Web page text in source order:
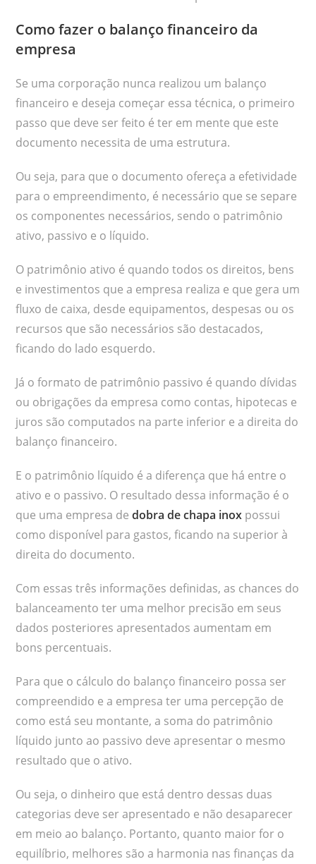
Como fazer o balanço financeiro da
empresa
Se uma corporação nunca realizou um balanço
financeiro e deseja começar essa técnica, o primeiro
passo que deve ser feito é ter em mente que este
documento necessita de uma estrutura.
Ou seja, para que o documento ofereça a efetividade
para o empreendimento, é necessário que se separe
os componentes necessários, sendo o patrimônio
ativo, passivo e o líquido.
O patrimônio ativo é quando todos os direitos, bens
e investimentos que a empresa realiza e que gera um
fluxo de caixa, desde equipamentos, despesas ou os
recursos que são necessários são destacados,
ficando do lado esquerdo.
Já o formato de patrimônio passivo é quando dívidas
ou obrigações da empresa como contas, hipotecas e
juros são computados na parte inferior e a direita do
balanço financeiro.
E o patrimônio líquido é a diferença que há entre o
ativo e o passivo. O resultado dessa informação é o
que uma empresa dedobra de chapa inox possui
como disponível para gastos, ficando na superior à
direita do documento.
Com essas três informações definidas, as chances do
balanceamento ter uma melhor precisão em seus
dados posteriores apresentados aumentam em
bons percentuais.
Para que o cálculo do balanço financeiro possa ser
compreendido e a empresa ter uma percepção de
como está seu montante, a soma do patrimônio
líquido junto ao passivo deve apresentar o mesmo
resultado que o ativo.
Ou seja, o dinheiro que está dentro dessas duas
categorias deve ser apresentado e não desaparecer
em meio ao balanço. Portanto, quanto maior for o
equilíbrio, melhores são a harmonia nas finanças da